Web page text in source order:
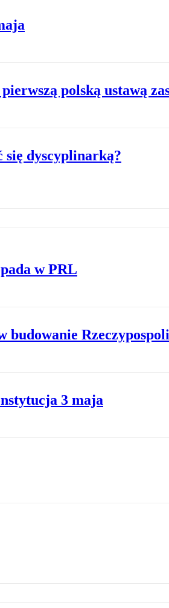
polską ustawą
się dyscyplinarką?
w PRL
budowanie
3 maja